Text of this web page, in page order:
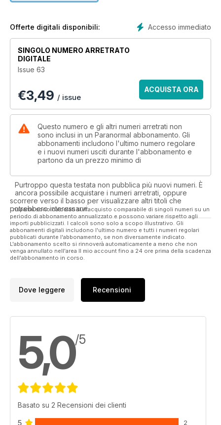
Each issue of Paranormal Magazine showcases these
deepest hopes and aspirations.
Accesso immediato
Offerte digitali disponibili:
SINGOLO NUMERO ARRETRATO
DIGITALE
Issue 63
€3,49 / issue
ACQUISTA ORA
Questo numero e gli altri numeri arretrati non
sono inclusi in un Paranormal abbonamento. Gli
abbonamenti includono l'ultimo numero regolare
e i nuovi numeri usciti durante l'abbonamento e
partono da un prezzo minimo di
Purtroppo questa testata non pubblica più nuovi numeri. È
ancora possibile acquistare i numeri arretrati, oppure
scorrere verso il basso per visualizzare altri titoli che
potrebbero interessarvi.
I risparmi sono calcolati sull'acquisto comparabile di singoli numeri su un
periodo di abbonamento annualizzato e possono variare rispetto agli
importi pubblicizzati. I calcoli sono solo a scopo illustrativo. Gli
abbonamenti digitali includono l'ultimo numero e tutti i numeri regolari
pubblicati durante l'abbonamento, se non diversamente indicato.
L'abbonamento scelto si rinnoverà automaticamente a meno che non
venga annullato nell'area Il mio account fino a 24 ore prima della scadenza
dell'abbonamento in corso.
Dove leggere Recensioni
5,0/5
Basato su 2 Recensioni dei clienti
5 2